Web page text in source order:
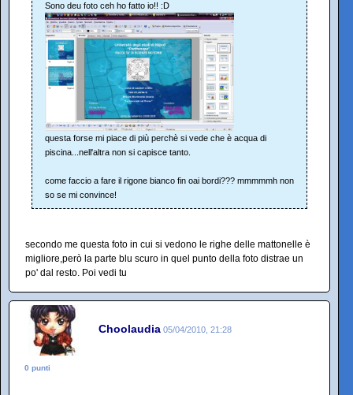
Sono deu foto ceh ho fatto io!! :D
questa forse mi piace di più perchè si vede che è acqua di
piscina...nell'altra non si capisce tanto.
come faccio a fare il rigone bianco fin oai bordi??? mmmmmh non
so se mi convince!
secondo me questa foto in cui si vedono le righe delle mattonelle è
migliore,però la parte blu scuro in quel punto della foto distrae un
po' dal resto. Poi vedi tu
Choolaudia 05/04/2010, 21:28
0 punti